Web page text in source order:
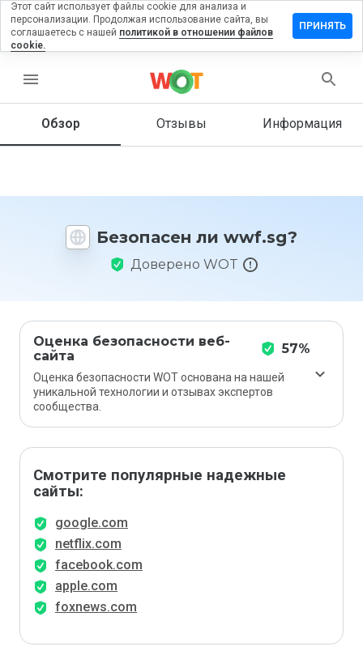
menu
Обзор Отзывы Информация
Безопасен ли wwf.sg?
Доверено WOT
Оценка безопасности веб-
сайта
57%
Оценка безопасности WOT основана на нашей
уникальной технологии и отзывах экспертов
сообщества.
Смотрите популярные надежные
сайты:
google.com
netflix.com
facebook.com
apple.com
foxnews.com
на
Как бы
этот
Этот сайт использует файлы cookie для анализа и
персонализации. Продолжая использование сайта, вы
соглашаетесь с нашей политикой в отношении файлов
cookie.
ПРИНЯТЬ